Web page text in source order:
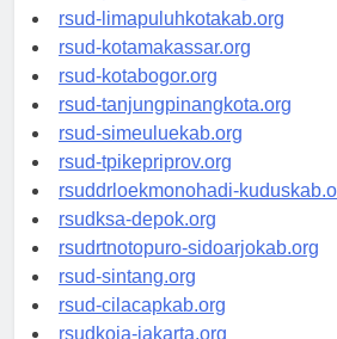
rsud-pasuruankota.org
rsud-limapuluhkotakab.org
rsud-kotamakassar.org
rsud-kotabogor.org
rsud-tanjungpinangkota.org
rsud-simeuluekab.org
rsud-tpikepriprov.org
rsuddrloekmonohadi-
rsudksa-depok.org
rsudrtnotopuro-sidoarjokab.org
rsud-sintang.org
rsud-cilacapkab.org